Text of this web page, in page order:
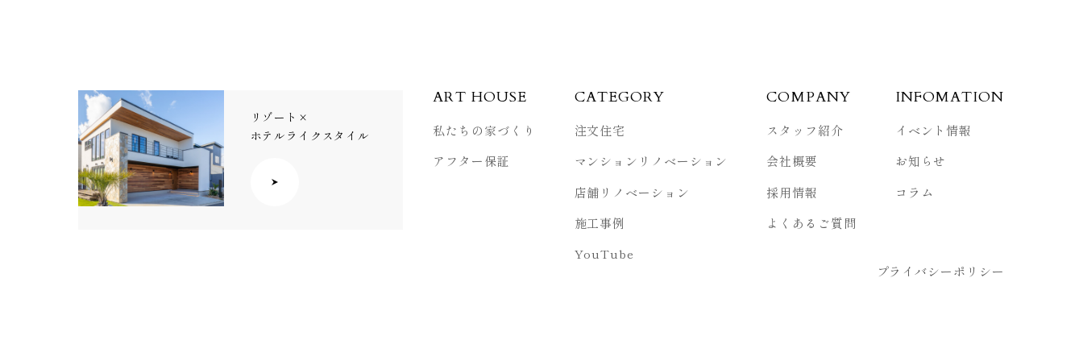
ART HOUSE
私たちの家づくり
アフター保証
CATEGORY
注文住宅
マンション リノベーション
店舗リノベーション
施工事例
YouTube
COMPANY
スタッフ紹介
会社概要
採用情報
よくあるご質問
INFOMATION
イベント情報
お知らせ
コラム
プライバシーポリシー
リゾート×
ホテルライクスタイル